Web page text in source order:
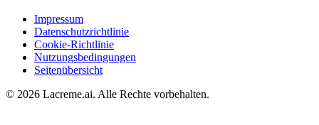
Impressum
Datenschutzrichtlinie
Cookie-Richtlinie
Nutzungsbedingungen
Seitenübersicht
© 2026 Lacreme.ai. Alle Rechte vorbehalten.